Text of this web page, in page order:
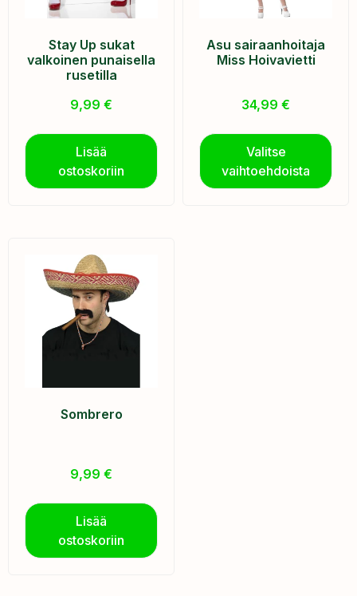
Stay Up sukat
valkoinen punaisella
rusetilla
9,99 €
Lisää
ostoskoriin
Asu sairaanhoitaja
Miss Hoivavietti
34,99 €
Valitse
vaihtoehdoista
Sombrero
9,99 €
Lisää
ostoskoriin